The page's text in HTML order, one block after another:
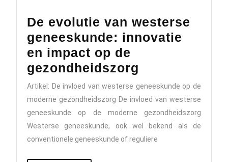
De evolutie van westerse
geneeskunde: innovatie
en impact op de
gezondheidszorg
evolutie
van
westerse
innovatie
Artikel: De invloed van westerse geneeskunde op de
moderne gezondheidszorg De invloed van westerse
geneeskunde op de moderne gezondheidszorg
Westerse geneeskunde, ook wel bekend als de
conventionele geneeskunde of reguliere